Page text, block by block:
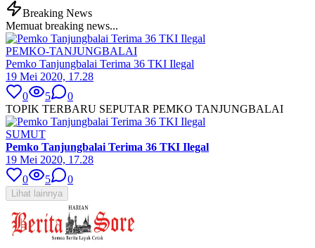
Breaking News
Memuat breaking news...
PEMKO-TANJUNGBALAI
Pemko Tanjungbalai Terima 36 TKI Ilegal
19 Mei 2020, 17.28
0
5
0
TOPIK TERBARU SEPUTAR PEMKO TANJUNGBALAI
SUMUT
Pemko Tanjungbalai Terima 36 TKI Ilegal
19 Mei 2020, 17.28
0
5 0
Lihat lainnya